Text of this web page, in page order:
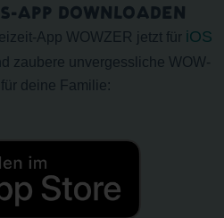
APP DOWNLOADEN
App WOWZER jetzt für iOS
zaubere unvergessliche WOW-
deine Familie: